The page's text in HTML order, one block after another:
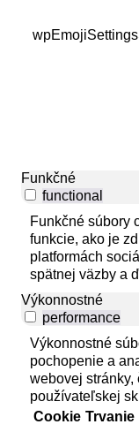
Funkčné
functional
Funkčné súbory
funkcie, ako je
platformách
spätnej väzby a
Výkonnostné
performance
Výkonnostné
pochopenie a
webovej stránky,
používateľskej
Cookie Trvanie